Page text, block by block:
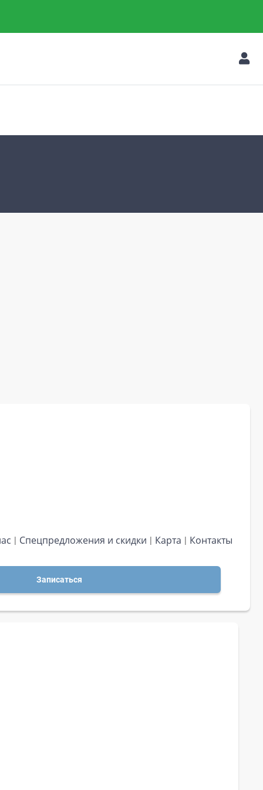
Спецпредложения и скидки Карта Контакты
Записаться